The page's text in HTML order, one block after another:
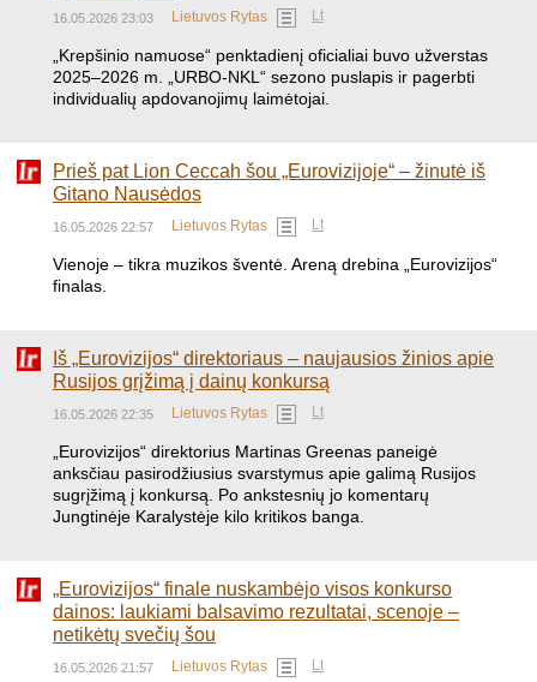
16.05.2026 23:03 Lietuvos Rytas Lt
„Krepšinio namuose“ penktadienį oficialiai buvo užverstas
2025–2026 m. „URBO-NKL“ sezono puslapis ir pagerbti
individualių apdovanojimų laimėtojai.
Prieš pat Lion Ceccah šou „Eurovizijoje“ – žinutė iš
Gitano Nausėdos
16.05.2026 22:57 Lietuvos Rytas Lt
Vienoje – tikra muzikos šventė. Areną drebina „Eurovizijos“
finalas.
Iš „Eurovizijos“ direktoriaus – naujausios žinios apie
Rusijos grįžimą į dainų konkursą
16.05.2026 22:35 Lietuvos Rytas Lt
„Eurovizijos“ direktorius Martinas Greenas paneigė
anksčiau pasirodžiusius svarstymus apie galimą Rusijos
sugrįžimą į konkursą. Po ankstesnių jo komentarų
Jungtinėje Karalystėje kilo kritikos banga.
„Eurovizijos“ finale nuskambėjo visos konkurso
dainos: laukiami balsavimo rezultatai, scenoje –
netikėtų svečių šou
16.05.2026 21:57 Lietuvos Rytas Lt